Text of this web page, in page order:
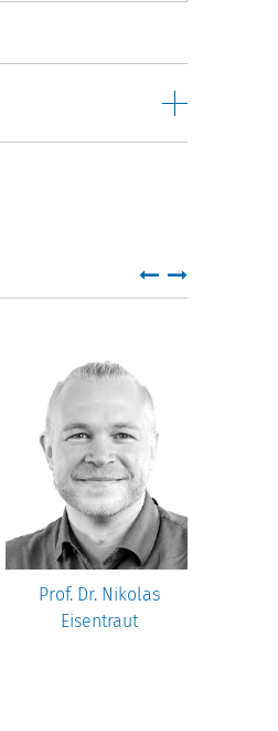
Prof. Dr. Nikolas
Eisentraut